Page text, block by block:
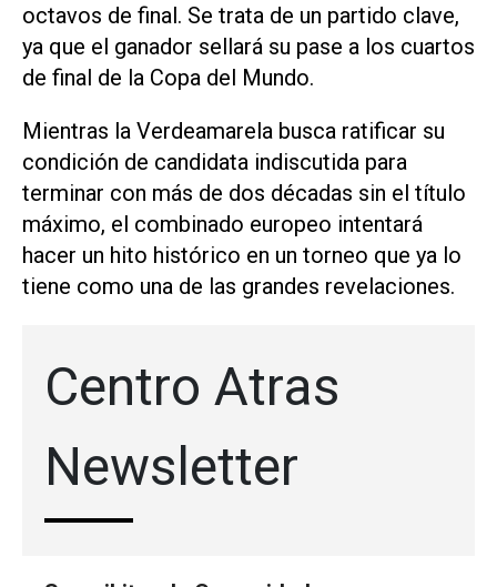
octavos de final. Se trata de un partido clave,
ya que el ganador sellará su pase a los cuartos
de final de la Copa del Mundo.
Mientras la Verdeamarela busca ratificar su
condición de candidata indiscutida para
terminar con más de dos décadas sin el título
máximo, el combinado europeo intentará
hacer un hito histórico en un torneo que ya lo
tiene como una de las grandes revelaciones.